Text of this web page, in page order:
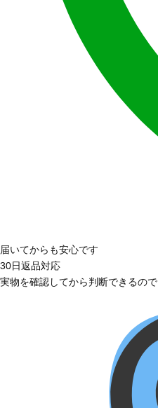
届いてからも安心です
30日返品対応
実物を確認してから判断できるの